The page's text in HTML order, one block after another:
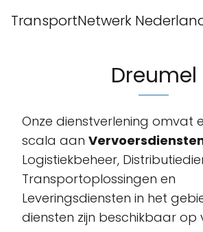
TransportNetwerk
Dreumel
Onze dienstverlening omvat
scala aan
Logistiekbeheer,
Transportoplossingen en
Leveringsdiensten in het
diensten zijn beschikbaar op